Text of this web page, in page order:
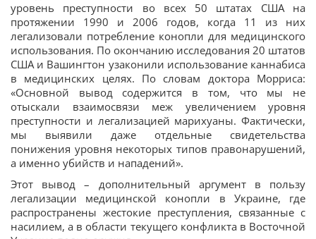
уровень преступности во всех 50 штатах США на
протяжении 1990 и 2006 годов, когда 11 из них
легализовали потребление конопли для медицинского
использования. По окончанию исследования 20 штатов
США и Вашингтон узаконили использование каннабиса
в медицинских целях. По словам доктора Морриса:
«Основной вывод содержится в том, что мы не
отыскали взаимосвязи меж увеличением уровня
преступности и легализацией марихуаны. Фактически,
мы выявили даже отдельные свидетельства
понижения уровня некоторых типов правонарушений,
а именно убийств и нападений».
Этот вывод – дополнительный аргумент в пользу
легализации медицинской конопли в Украине, где
распространены жестокие преступления, связанные с
насилием, а в области текущего конфликта в Восточной